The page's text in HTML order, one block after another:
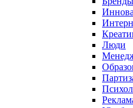
Люди